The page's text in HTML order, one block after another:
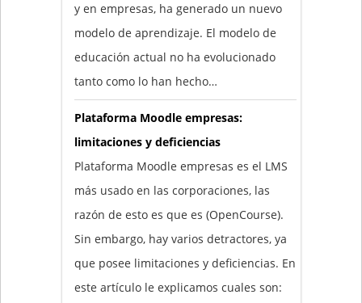
y en empresas, ha generado un nuevo
modelo de aprendizaje. El modelo de
educación actual no ha evolucionado
tanto como lo han hecho…
Plataforma Moodle empresas:
limitaciones y deficiencias
Plataforma Moodle empresas es el LMS
más usado en las corporaciones, las
razón de esto es que es (OpenCourse).
Sin embargo, hay varios detractores, ya
que posee limitaciones y deficiencias. En
este artículo le explicamos cuales son: